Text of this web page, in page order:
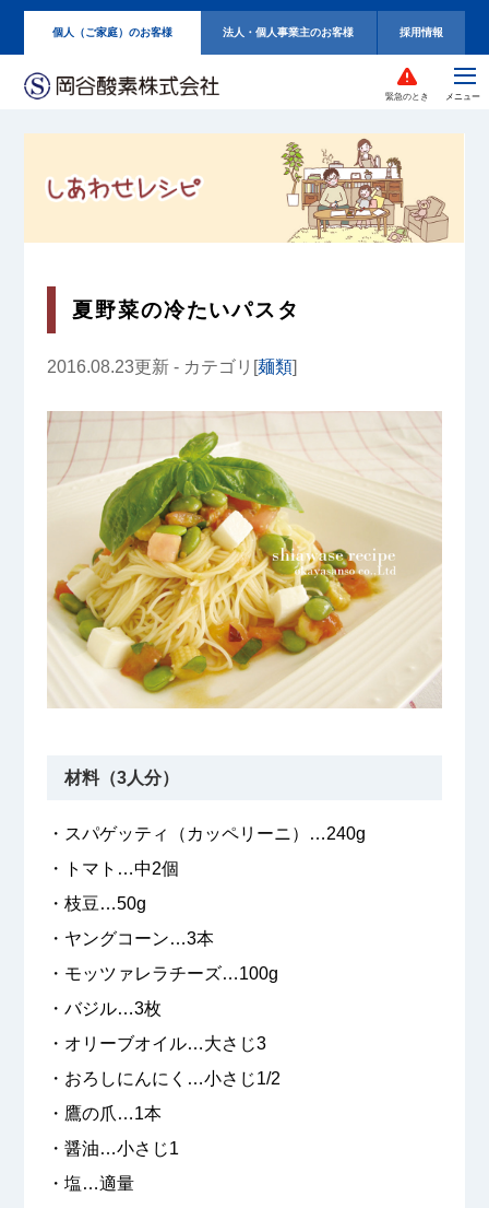
個人（ご家庭）のお客様 法人・個人事業主のお客様 採用情報
緊急のとき
夏野菜の冷たいパスタ
2016.08.23更新 - カテゴリ[麺類]
材料（3人分）
・スパゲッティ（カッペリーニ）…240g
・トマト…中2個
・枝豆…50g
・ヤングコーン…3本
・モッツァレラチーズ…100g
・バジル…3枚
・オリーブオイル…大さじ3
・おろしにんにく…小さじ1/2
・鷹の爪…1本
・醤油…小さじ1
・塩…適量